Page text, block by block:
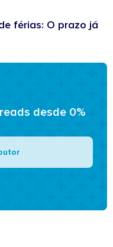
férias: O prazo já
desde 0%